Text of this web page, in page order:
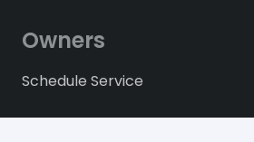
Owners
Schedule Service